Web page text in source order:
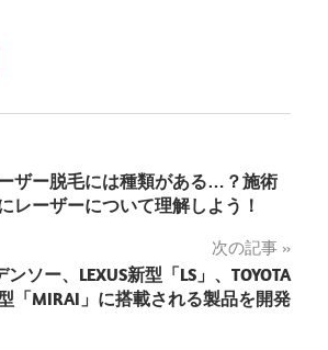
ーザー脱毛には種類がある…？施術
レーザーについて理解しよう！
次の記事
ンソー、LEXUS新型「LS」、TOYOTA
「MIRAI」に搭載される製品を開発